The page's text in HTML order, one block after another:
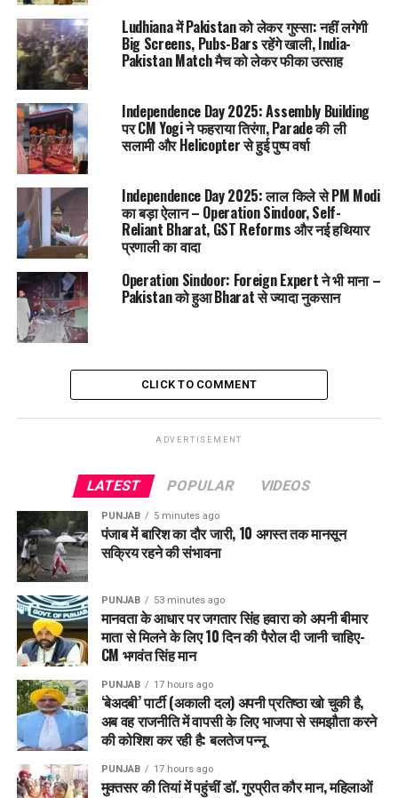
पाकिस्तान के
चलाया गया
इस ऑपरेशन में बड़ी संख्या में आतंकी मारे गए और उनके ट्रेनिंग सेंटर खत्म
कर दिए गए।
ब्रिटेन ने दिया भारत का साथ
भारत के इस मिशन को
भारतीय प्रतिनिधिमंडल को ब्रिटिश अधिकारियों ने आश्वस्त किया कि वे
आतंकवाद के खिलाफ भारत के साथ खड़े हैं।
रविशंकर प्रसाद
के नेतृत्व में भारतीय डेलिगेशन 31 मई से 3 जून तक
ब्रिटेन दौरे पर था। इस दौरान उन्होंने:
ब्रिटिश सांसदों से मुलाकात की
थिंक टैंक संस्थानों से बातचीत की
भारत-ब्रिटेन रणनीतिक रिश्तों पर चर्चा की
पिछले कुछ समय से पाकिस्तान आतंकियों को खुली छूट दे रहा था।
पहलगाम हमलेके बाद भारत ने जवाबी कार्रवाई करते हुए यह संदेश दिया कि
आतंकी हमलों को बर्दाश्त नहीं किया जाएगा।
भारत की नीतियां सिर्फ कड़े बयानों तक सीमित नहीं
अब सीधे एक्शन लिया जाएगा
आतंक को पालने वाले देश बेनकाब किए जाएंगे
जयशंकर का संदेश– “दुनिया समझे भारत की भावना”
जयशंकर ने यह भी कहा कि भारत को उम्मीद है कि उसके
साथीयह समझें कि भारत आतंक के खिलाफ समझौता नहीं करेगा।
Ludhiana में Pakistan को लेकर गुस्सा: नहीं लगेगी
Big Screens, Pubs-Bars रहेंगे खाली, India-
Pakistan Match मैच को लेकर फीका उत्साह
Independence Day 2025: Assembly Building
पर CM Yogi ने फहराया तिरंगा, Parade की ली
सलामी और Helicopter से हुई पुष्प वर्षा
Independence Day 2025: लाल किले से PM Modi
का बड़ा ऐलान – Operation Sindoor, Self-
Reliant Bharat, GST Reforms और नई हथियार
प्रणाली का वादा
Operation Sindoor: Foreign Expert ने भी माना –
Pakistan को हुआ Bharat से ज्यादा नुकसान
CLICK TO COMMENT
ADVERTISEMENT
LATEST POPULAR VIDEOS
PUNJAB 5 minutes ago
पंजाब में बारिश का दौर जारी, 10 अगस्त तक मानसून
सक्रिय रहने की संभावना
PUNJAB 53 minutes ago
मानवता के आधार पर जगतार सिंह हवारा को अपनी बीमार
माता से मिलने के लिए 10 दिन की पैरोल दी जानी चाहिए-
CM भगवंत सिंह मान
PUNJAB 17 hours ago
‘बेअदबी’ पार्टी (अकाली दल) अपनी प्रतिष्ठा खो चुकी है,
अब वह राजनीति में वापसी के लिए भाजपा से समझौता करने
की कोशिश कर रही है: बलतेज पन्नू
PUNJAB 17 hours ago
मुक्तसर की तियां में पहुंचीं डॉ. गुरप्रीत कौर मान, महिलाओं